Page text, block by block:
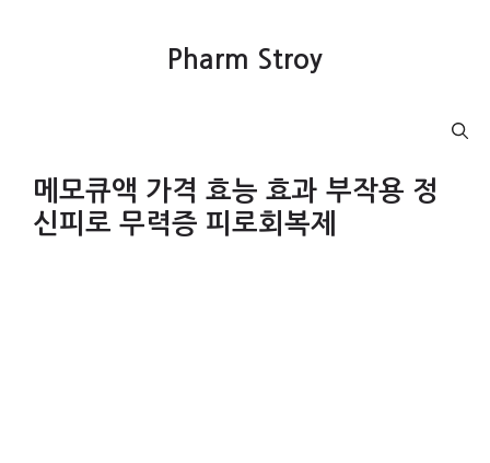
Pharm Stroy
메모큐액 가격 효능 효과 부작용 정
신피로 무력증 피로회복제